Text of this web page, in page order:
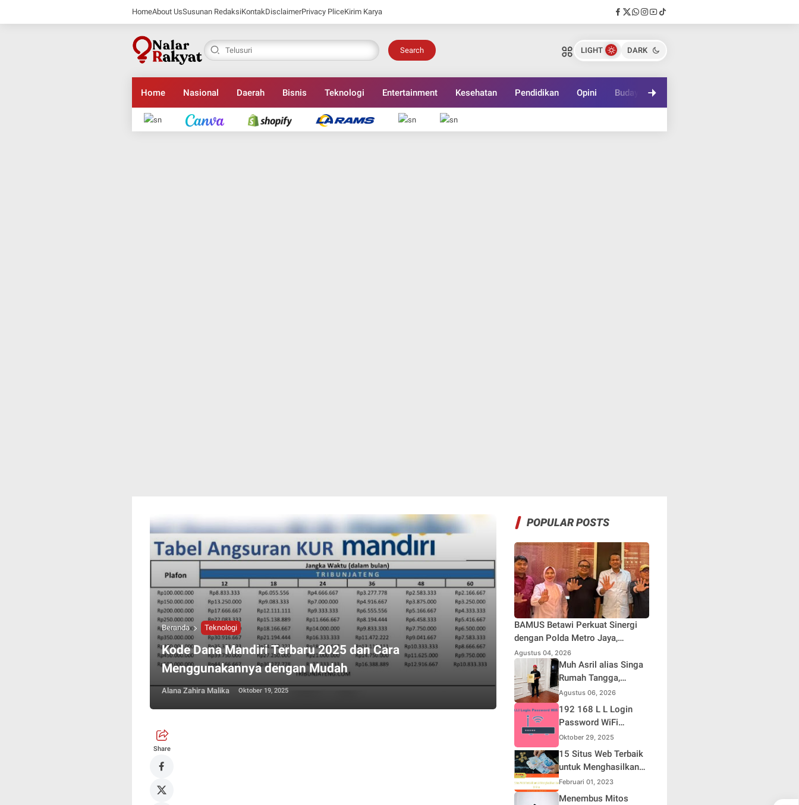
HomeAbout UsSusunan RedaksiKontakDisclaimerPrivacy PliceKirim Karya
Search LIGHT DARK
Home Nasional Daerah Bisnis Teknologi Entertainment Kesehatan Pendidikan Opini Budaya
Beranda Teknologi
Kode Dana Mandiri Terbaru 2025 dan Cara
Menggunakannya dengan Mudah
Alana Zahira Malika Oktober 19, 2025
Share
POPULAR POSTS
BAMUS Betawi Perkuat Sinergi
dengan Polda Metro Jaya,
Tegaskan Komitmen Menjaga
Jakarta Aman, Damai, dan
Kondusif Jelang HUT ke-81
Republik Indonesia
Agustus 04, 2026
Muh Asril alias Singa
Rumah Tangga,
Kreator Kocak yang
Jago Bikin Kisah
Suami Takut Istri Jadi
Agustus 06, 2026
192 168 L L Login
Password WiFi
Indihome Terbaru
2025
Oktober 29, 2025
15 Situs Web Terbaik
untuk Menghasilkan
Uang Online
Februari 01, 2023
Menembus Mitos